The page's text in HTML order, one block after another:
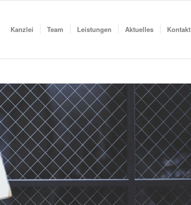
Kanzlei Team Leistungen Aktuelles Kontakt